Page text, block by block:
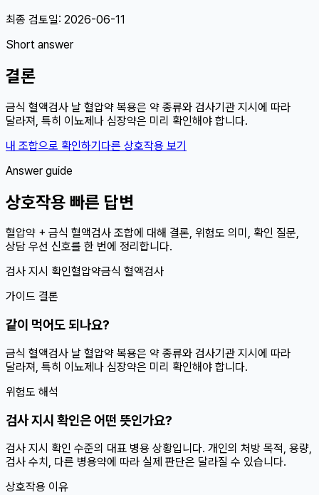
최종 검토일: 2026-06-11
Short answer
결론
금식 혈액검사 날 혈압약 복용은 약 종류와 검사기관 지시에 따라
달라져, 특히 이뇨제나 심장약은 미리 확인해야 합니다.
내 조합으로 확인하기다른 상호작용 보기
Answer guide
상호작용 빠른 답변
혈압약 + 금식 혈액검사 조합에 대해 결론, 위험도 의미, 확인 질문,
상담 우선 신호를 한 번에 정리합니다.
검사 지시 확인혈압약금식 혈액검사
가이드 결론
같이 먹어도 되나요?
금식 혈액검사 날 혈압약 복용은 약 종류와 검사기관 지시에 따라
달라져, 특히 이뇨제나 심장약은 미리 확인해야 합니다.
위험도 해석
검사 지시 확인은 어떤 뜻인가요?
검사 지시 확인 수준의 대표 병용 상황입니다. 개인의 처방 목적, 용량,
검사 수치, 다른 병용약에 따라 실제 판단은 달라질 수 있습니다.
상호작용 이유